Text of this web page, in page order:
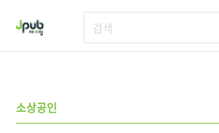
소상공인